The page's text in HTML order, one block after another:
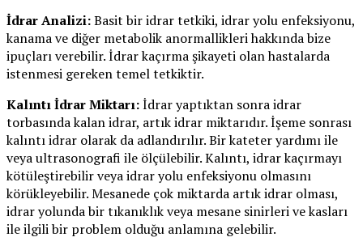
İdrar Analizi:Basit bir idrar tetkiki, idrar yolu enfeksiyonu,
kanama ve diğer metabolik anormallikleri hakkında bize
ipuçları verebilir. İdrar kaçırma şikayeti olan hastalarda
istenmesi gereken temel tetkiktir.
Kalıntı İdrar Miktarı:İdrar yaptıktan sonra idrar
torbasında kalan idrar, artık idrar miktarıdır. İşeme sonrası
kalıntı idrar olarak da adlandırılır. Bir kateter yardımı ile
veya ultrasonografi ile ölçülebilir. Kalıntı, idrar kaçırmayı
kötüleştirebilir veya idrar yolu enfeksiyonu olmasını
körükleyebilir. Mesanede çok miktarda artık idrar olması,
idrar yolunda bir tıkanıklık veya mesane sinirleri ve kasları
ile ilgili bir problem olduğu anlamına gelebilir.